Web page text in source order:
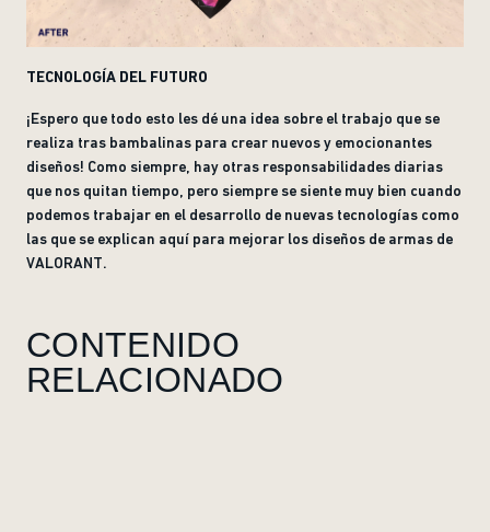
TECNOLOGÍA DEL FUTURO
¡Espero que todo esto les dé una idea sobre el trabajo que se
realiza tras bambalinas para crear nuevos y emocionantes
diseños! Como siempre, hay otras responsabilidades diarias
que nos quitan tiempo, pero siempre se siente muy bien cuando
podemos trabajar en el desarrollo de nuevas tecnologías como
las que se explican aquí para mejorar los diseños de armas de
VALORANT.
CONTENIDO
RELACIONADO